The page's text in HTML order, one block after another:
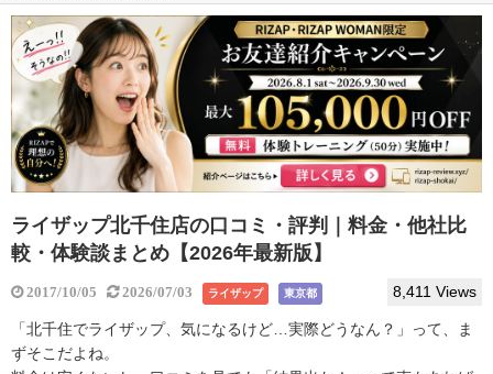
ライザップ北千住店の口コミ・評判｜料金・他社比
較・体験談まとめ【2026年最新版】
2017/10/05 2026/07/03 ライザップ 東京都 8,411 Views
「北千住でライザップ、気になるけど…実際どうなん？」って、ま
ずそこだよね。